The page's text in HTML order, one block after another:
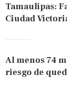
Tamaulipas:
Ciudad
Al menos 74
riesgo de